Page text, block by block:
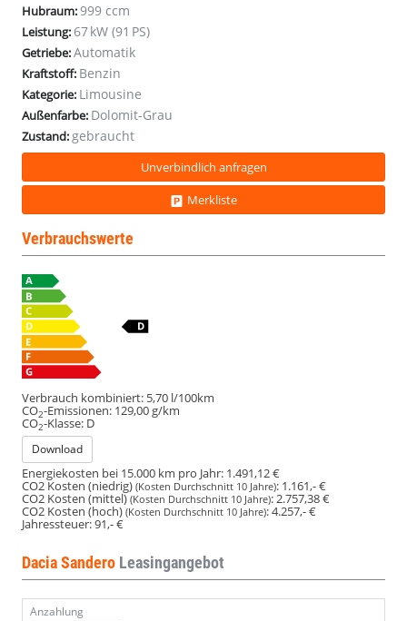
Hubraum:999 ccm
Leistung:67 kW (91 PS)
Getriebe:Automatik
Kraftstoff: Benzin
Kategorie: Limousine
Außenfarbe: Dolomit-Grau
Zustand: gebraucht
Unverbindlich anfragen
Merkliste
Verbrauchswerte
Verbrauch kombiniert: 5,70 l/100km
CO2-Emissionen: 129,00 g/km
CO2-Klasse: D
Download
Energiekosten bei 15.000 km pro Jahr: 1.491,12 €
CO2 Kosten (niedrig) (Kosten Durchschnitt 10 Jahre): 1.161,- €
CO2 Kosten (mittel)(Kosten Durchschnitt 10 Jahre):2.757,38 €
CO2 Kosten (hoch) (Kosten Durchschnitt 10 Jahre):4.257,- €
Jahressteuer:91,- €
Dacia Sandero Leasingangebot
Anzahlung